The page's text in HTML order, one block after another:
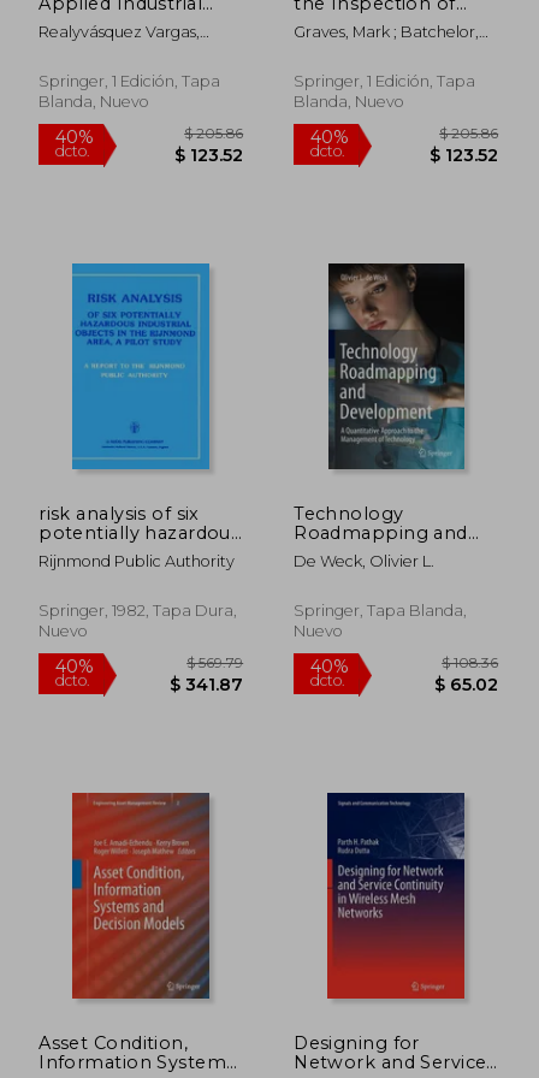
45%
dcto.
40%
dcto.
$ 108.36
$ 65.02
Ergonomics (en
Inglés)
Realyvásquez Vargas,
Jorge Luis ; Z-Flores,
Emigdio
Springer, 1 Edición, Tapa
Blanda, Nuevo
Natural Products (en
Inglés)
Graves, Mark ; Batchelor,
Springer, 1 Edición, Tapa
Blanda, Nuevo
risk analysis of six
potentially hazardous
industrial objects in
the rijnmond area: a
Rijnmond Public Authority
Springer, 1982, Tapa Dura,
Nuevo
Technology
Roadmapping and
Development: A
Quantitative
Management of
Technology (en
De Weck, Olivier L.
Springer, Tapa Blanda,
Nuevo
Asset Condition,
Information Systems
Designing for
Network and Service